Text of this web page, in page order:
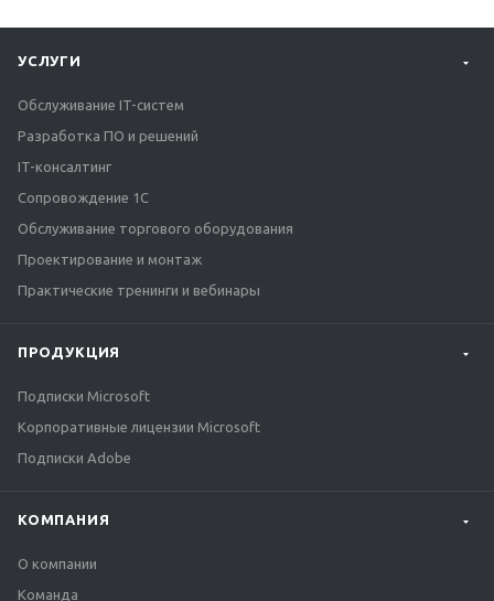
УСЛУГИ
Обслуживание IT-систем
Разработка ПО и решений
IT-консалтинг
Сопровождение 1С
Обслуживание торгового оборудования
Проектирование и монтаж
Практические тренинги и вебинары
ПРОДУКЦИЯ
Подписки Microsoft
Корпоративные лицензии Microsoft
Подписки Adobe
КОМПАНИЯ
О компании
Команда